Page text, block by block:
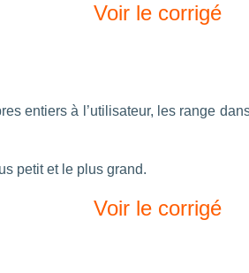
Voir le corrigé
entiers à l’utilisateur, les range
petit et le plus grand.
Voir le corrigé